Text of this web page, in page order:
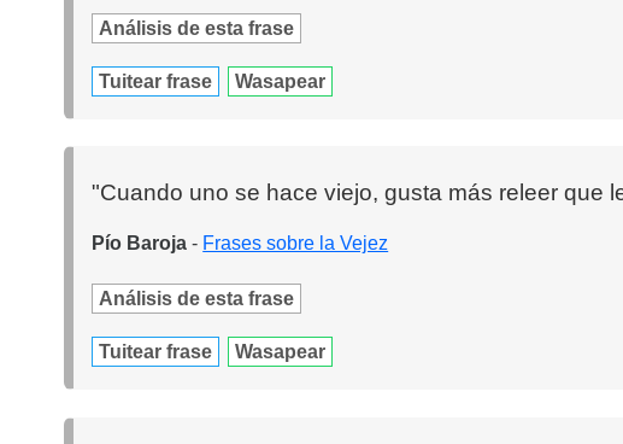
Análisis de esta frase
Tuitear frase Wasapear
"Cuando uno se hace viejo, gusta más releer que
Pío Baroja - Frases sobre la Vejez
Análisis de esta frase
Tuitear frase Wasapear